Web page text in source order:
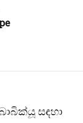
සඳහා